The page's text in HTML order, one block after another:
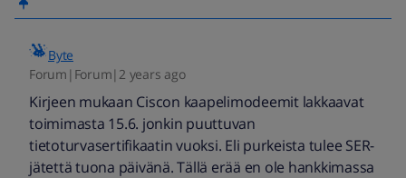
Byte
Forum|Forum|2 years ago
Kirjeen mukaan Ciscon kaapelimodeemit lakkaavat
toimimasta 15.6. jonkin puuttuvan
tietoturvasertifikaatin vuoksi. Eli purkeista tulee SER-
jätettä tuona päivänä. Tällä erää en ole hankkimassa